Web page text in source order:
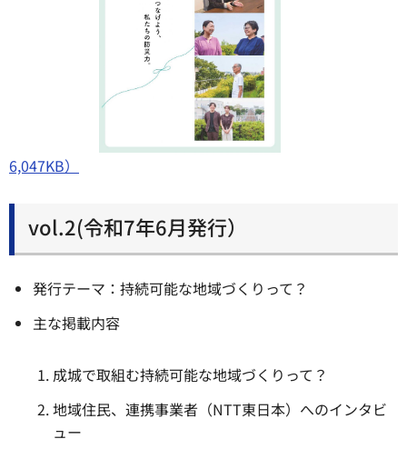
6,047KB）
vol.2(令和7年6月発行）
発行テーマ：持続可能な地域づくりって？
主な掲載内容
成城で取組む持続可能な地域づくりって？
地域住民、連携事業者（NTT東日本）へのインタビ
ュー